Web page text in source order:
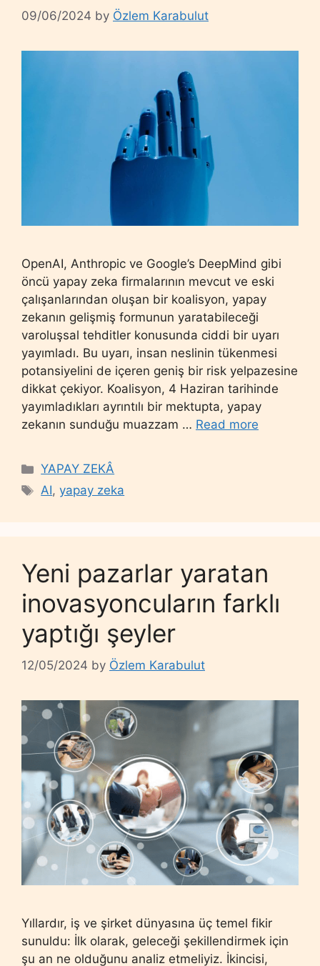
09/06/2024 by Özlem Karabulut
OpenAI, Anthropic ve Google’s DeepMind gibi
öncü yapay zeka firmalarının mevcut ve eski
çalışanlarından oluşan bir koalisyon, yapay
zekanın gelişmiş formunun yaratabileceği
varoluşsal tehditler konusunda ciddi bir uyarı
yayımladı. Bu uyarı, insan neslinin tükenmesi
potansiyelini de içeren geniş bir risk yelpazesine
dikkat çekiyor. Koalisyon, 4 Haziran tarihinde
yayımladıkları ayrıntılı bir mektupta, yapay
zekanın sunduğu muazzam … Read more
Categories
YAPAY ZEKÂ
Tags
AI,yapay zeka
Yeni pazarlar yaratan
inovasyoncuların farklı
yaptığı şeyler
12/05/2024 by Özlem Karabulut
Yıllardır, iş ve şirket dünyasına üç temel fikir
sunuldu: İlk olarak, geleceği şekillendirmek için
şu an ne olduğunu analiz etmeliyiz. İkincisi,